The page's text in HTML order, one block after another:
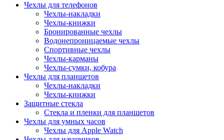
Чехлы для телефонов
Чехлы-накладки
Чехлы-книжки
Бронированные чехлы
Водонепроницаемые чехлы
Спортивные чехлы
Чехлы-карманы
Чехлы-сумки, кобура
Чехлы для планшетов
Чехлы-накладки
Чехлы-книжки
Защитные стекла
Стекла и пленки для планшетов
Чехлы для умных часов
Чехлы для Apple Watch